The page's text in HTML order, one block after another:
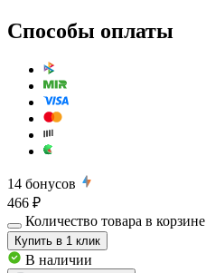
Способы оплаты
14 бонусов
466 ₽
Количество товара в корзине
Купить в 1 клик
В наличии